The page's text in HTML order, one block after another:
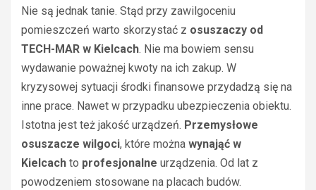
Nie są jednak tanie. Stąd przy zawilgoceniu
pomieszczeń warto skorzystać z osuszaczy od
TECH-MAR w Kielcach. Nie ma bowiem sensu
wydawanie poważnej kwoty na ich zakup. W
kryzysowej sytuacji środki finansowe przydadzą się na
inne prace. Nawet w przypadku ubezpieczenia obiektu.
Istotna jest też jakość urządzeń. Przemysłowe
osuszacze wilgoci, które można wynająć w
Kielcach to profesjonalne urządzenia. Od lat z
powodzeniem stosowane na placach budów.